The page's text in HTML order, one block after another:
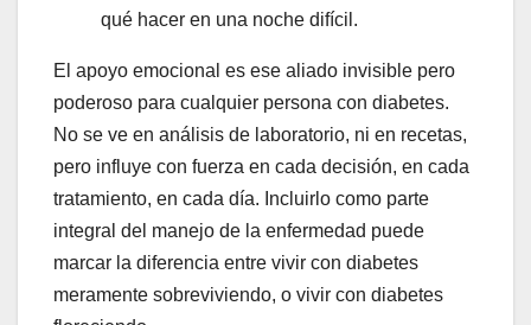
qué hacer en una noche difícil.
El apoyo emocional es ese aliado invisible pero
poderoso para cualquier persona con diabetes.
No se ve en análisis de laboratorio, ni en recetas,
pero influye con fuerza en cada decisión, en cada
tratamiento, en cada día. Incluirlo como parte
integral del manejo de la enfermedad puede
marcar la diferencia entre vivir con diabetes
meramente sobreviviendo, o vivir con diabetes